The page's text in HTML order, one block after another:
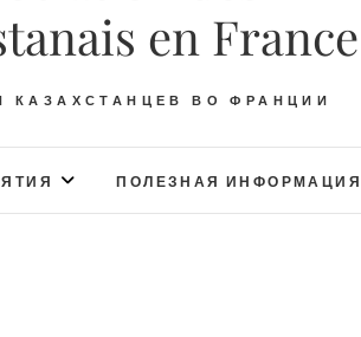
en France
КАЗАХСТАНЦЕВ ВО ФРАНЦИИ
ПОЛЕЗНАЯ ИНФОРМАЦИЯ